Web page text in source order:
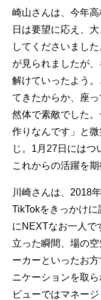
崎山さんは、今年
日は要望に応え、
してくださいまし
が見られましたが
解けていったよう
てきたからか、座
然体で素敵でした
作りなんです」と
じ。1月27日にはつ
これからの活躍を期
川崎さんは、2018
TikTokをきっかけ
にNEXTなお一人で
立った瞬間、場の
ーカーといったお
ニケーションを取
ビューではマネー